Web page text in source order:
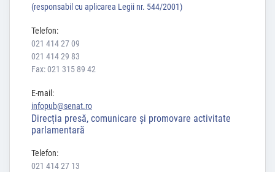
(responsabil cu aplicarea Legii nr. 544/2001)
Telefon:
021 414 27 09
021 414 29 83
Fax: 021 315 89 42
E-mail:
infopub@senat.ro
Direcția presă, comunicare și promovare activitate
parlamentară
Telefon:
021 414 27 13